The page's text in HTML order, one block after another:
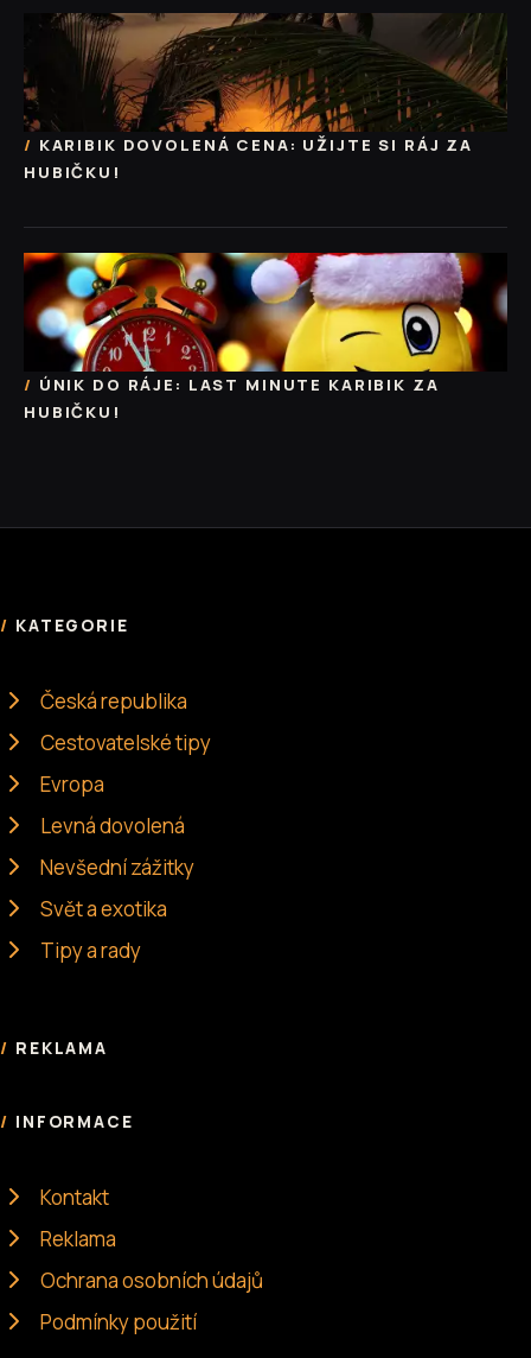
KARIBIK DOVOLENÁ CENA: UŽIJTE SI RÁJ ZA
HUBIČKU!
ÚNIK DO RÁJE: LAST MINUTE KARIBIK ZA
HUBIČKU!
KATEGORIE
Česká republika
Cestovatelské tipy
Evropa
Levná dovolená
Nevšední zážitky
Svět a exotika
Tipy a rady
REKLAMA
INFORMACE
Kontakt
Reklama
Ochrana osobních údajů
Podmínky použití